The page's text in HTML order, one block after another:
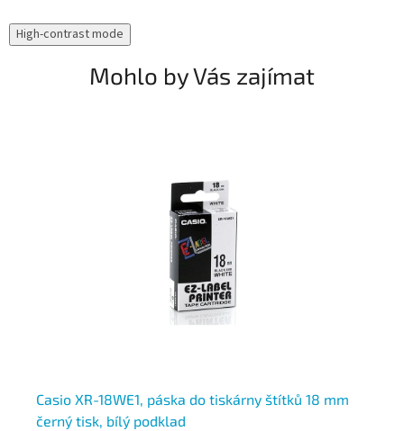
High-contrast mode
Mohlo by Vás zajímat
Casio XR-18WE1, páska do tiskárny štítků 18 mm
černý tisk, bílý podklad